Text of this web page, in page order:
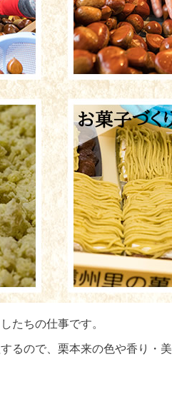
たちの仕事です。
るので、栗本来の色や香り・